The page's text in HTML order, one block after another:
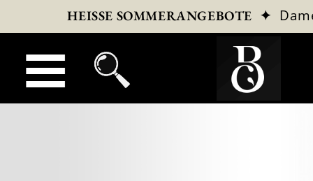
HEISSE SOMMERANGEBOTE ✦